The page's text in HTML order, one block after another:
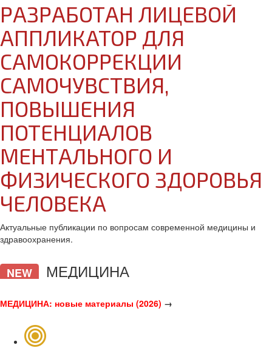
РАЗРАБОТАН ЛИЦЕВОЙ
АППЛИКАТОР ДЛЯ
САМОКОРРЕКЦИИ
САМОЧУВСТВИЯ,
ПОВЫШЕНИЯ
ПОТЕНЦИАЛОВ
МЕНТАЛЬНОГО И
ФИЗИЧЕСКОГО ЗДОРОВЬЯ
ЧЕЛОВЕКА
Актуальные публикации по вопросам современной медицины и
здравоохранения.
NEW МЕДИЦИНА
МЕДИЦИНА: новые материалы (2026) →